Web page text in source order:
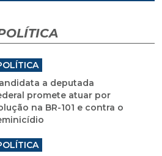
a deputada
promete atuar por
na BR-101 e contra o